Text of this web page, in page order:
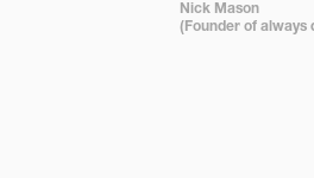
Nick Mason
(Founder of always